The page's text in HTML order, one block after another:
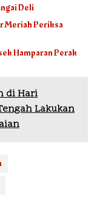
Deli
Meriah Periksa
Hamparan Perak
di Hari
Lakukan